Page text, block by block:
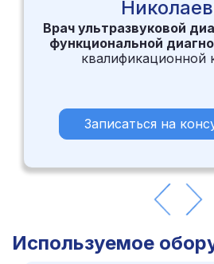
Врач ультразвуковой
функциональной
квалификационной
Записаться на
Используемое